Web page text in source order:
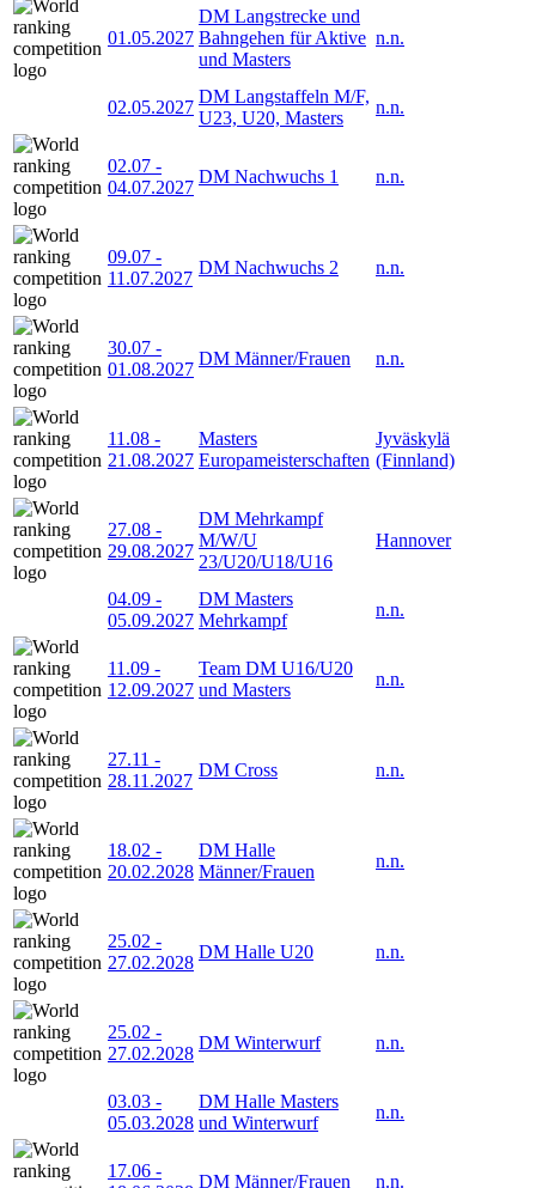
01.05.2027
DM Langstrecke und
Bahngehen für Aktive
und Masters
n.n.
02.05.2027
DM Langstaffeln M/F,
U23, U20, Masters
n.n.
02.07 -
04.07.2027
DM Nachwuchs 1 n.n.
09.07 -
11.07.2027
DM Nachwuchs 2 n.n.
30.07 -
01.08.2027
DM Männer/Frauen n.n.
11.08 -
21.08.2027
Masters
Europameisterschaften
Jyväskylä
(Finnland)
27.08 -
29.08.2027
DM Mehrkampf
M/W/U
23/U20/U18/U16
Hannover
04.09 -
05.09.2027
DM Masters
Mehrkampf
n.n.
11.09 -
12.09.2027
Team DM U16/U20
und Masters
n.n.
27.11 -
28.11.2027
DM Cross n.n.
18.02 -
20.02.2028
DM Halle
Männer/Frauen
n.n.
25.02 -
27.02.2028
DM Halle U20 n.n.
25.02 -
27.02.2028
DM Winterwurf n.n.
03.03 -
05.03.2028
DM Halle Masters
und Winterwurf
n.n.
17.06 -
DM Männer/Frauen n.n.